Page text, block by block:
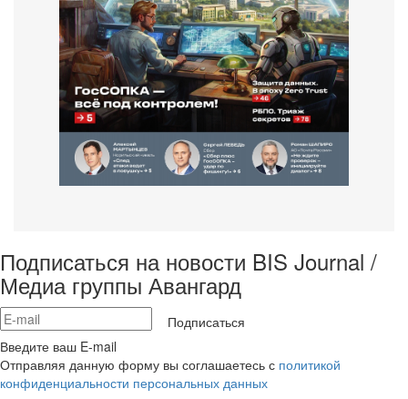
Подписаться на новости BIS Journal /
Медиа группы Авангард
Подписаться
Введите ваш E-mail
Отправляя данную форму вы соглашаетесь с политикой
конфиденциальности персональных данных